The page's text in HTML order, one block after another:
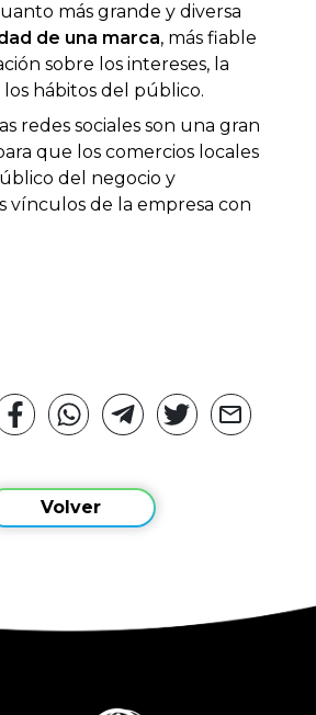
más grande y diversa
de una marca, más fiable
sobre los intereses, la
hábitos del público.
redes sociales son una gran
que los comercios locales
del negocio y
vínculos de la empresa con
Volver